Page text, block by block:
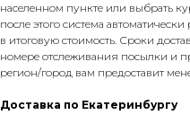
населенном пункте или выбрать
после этого система
в итоговую стоимость. Сроки
номере отслеживания посылки и
регион/город вам предоставит
Доставка по Екатеринбургу